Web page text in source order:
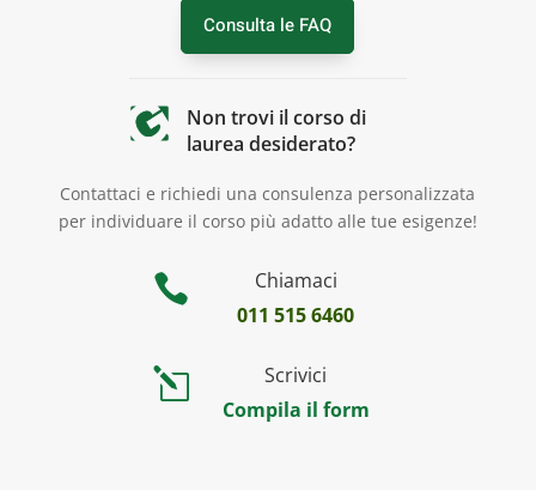
Consulta le FAQ
Non trovi il corso di
laurea desiderato?
Contattaci e richiedi una consulenza personalizzata
per individuare il corso più adatto alle tue esigenze!

Chiamaci
011 515 6460
l
Scrivici
Compila il form